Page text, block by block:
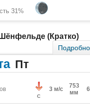
31%
(Кратко)
Подробно
Пт
С
3 м/с
753
мм